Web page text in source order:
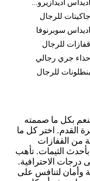
اديداس أديدازيرو معدات الجري
جاكيتات للرجال
اديداس سوبرنوفا
قفازات للرجال
حذاء جري رجالي
بنطلونات للرجال
بكل ما صممته
القدم. اختر كل ما
من القفازات
الثيمات. تأهب
درجات الاحترافية.
وأمان لتنافس على